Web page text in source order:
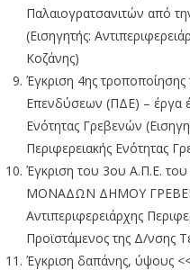
Παλαιογρατσανιτών από
(Εισηγητής:
Κοζάνης)
Έγκριση 4ης
Επενδύσεων (ΠΔΕ) – έργα
Ενότητας Γρεβενών
Περιφερειακής Ενότητας
Έγκριση του 3ου Α.Π.Ε.
ΜΟΝΑΔΩΝ ΔΗΜΟΥ
Αντιπεριφερειάρχης
Προϊστάμενος της Δ/νσης
Έγκριση δαπάνης, ύψους